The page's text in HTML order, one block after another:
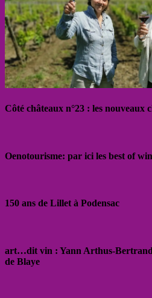
Côté châteaux n°23 : les nouveaux
Oenotourisme: par ici les best of
150 ans de Lillet à Podensac
art…dit vin : Yann Arthus-Bertrand
de Blaye